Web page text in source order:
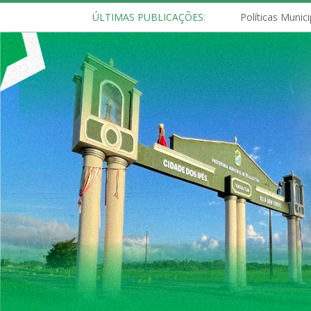
ÚLTIMAS PUBLICAÇÕES: